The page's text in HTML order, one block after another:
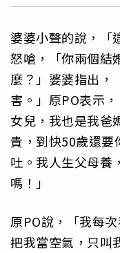
婆婆小聲的說，「
怒嗆，「你兩個結
麼？」婆婆指出，
害。」原PO表示
女兒，我也是我爸
貴，到快50歲還要
吐。我人生父母養
嗎！」
原PO說，「我每
把我當空氣，只叫